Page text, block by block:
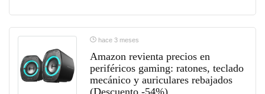
hace 3 meses
Amazon revienta precios en
periféricos gaming: ratones, teclado
mecánico y auriculares rebajados
(Descuento -54%)